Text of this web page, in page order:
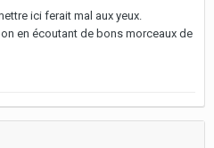
ici ferait mal aux yeux.
en écoutant de bons morceaux de